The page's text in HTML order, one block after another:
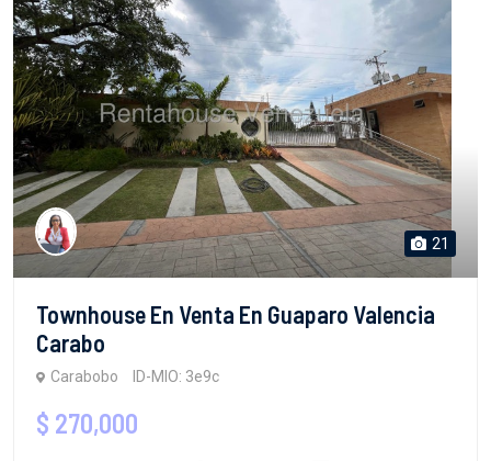
21
Townhouse En Venta En Guaparo Valencia
Carabo
Carabobo ID-MIO: 3e9c
$ 270,000